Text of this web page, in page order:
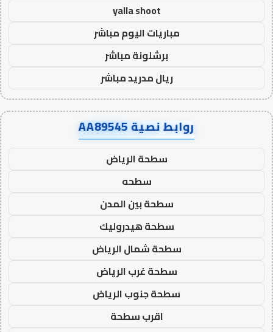
yalla shoot
مباريات اليوم مباشر
برشلونة مباشر
ريال مدريد مباشر
روابط نصية AA89545
سطحة الرياض
سطحه
سطحة بين المدن
سطحة هيدروليك
سطحة شمال الرياض
سطحة غرب الرياض
سطحة جنوب الرياض
اقرب سطحة